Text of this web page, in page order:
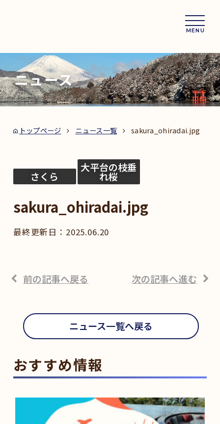
MENU
ニュース
トップページ ニュース一覧 sakura_ohiradai.jpg
さくら
大平台の枝垂
れ桜
sakura_ohiradai.jpg
2025.06.20
前の記事へ戻る 次の記事へ進む
ニュース一覧へ戻る
おすすめ情報